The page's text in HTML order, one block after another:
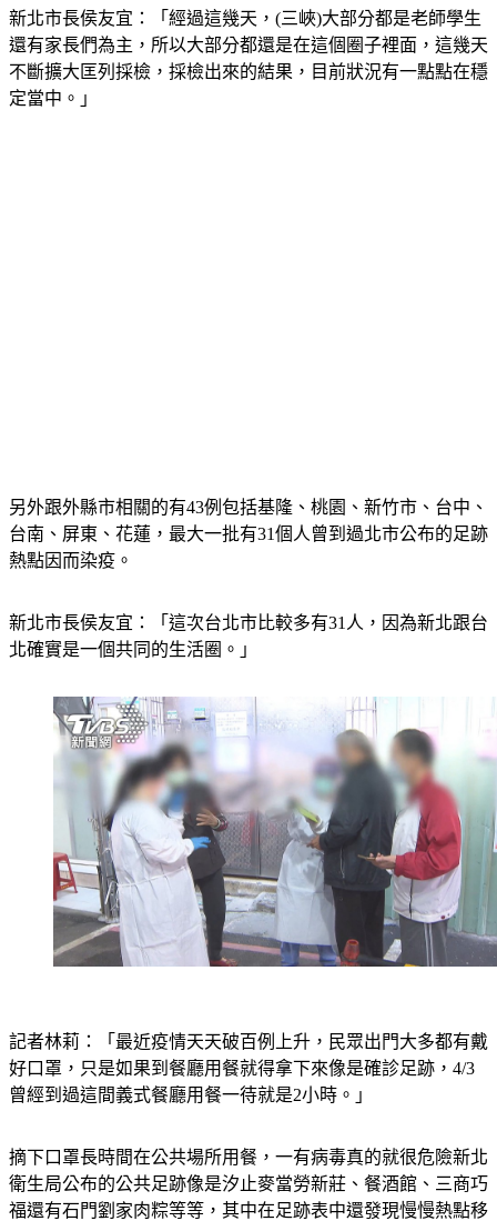
還有家長們為主，所以大部分都還是在這個圈子裡面，這幾天
不斷擴大匡列採檢，採檢出來的結果，目前狀況有一點點在穩
定當中。」
台南、屏東、花蓮，最大一批有31個人曾到過北市公布的足跡
熱點因而染疫。
北確實是一個共同的生活圈。」
好口罩，只是如果到餐廳用餐就得拿下來像是確診足跡，4/3
曾經到過這間義式餐廳用餐一待就是2小時。」
衛生局公布的公共足跡像是汐止麥當勞新莊、餐酒館、三商巧
福還有石門劉家肉粽等等，其中在足跡表中還發現慢慢熱點移
往三重區，包括築間火鍋定食8還有日本料理另外像是林口、